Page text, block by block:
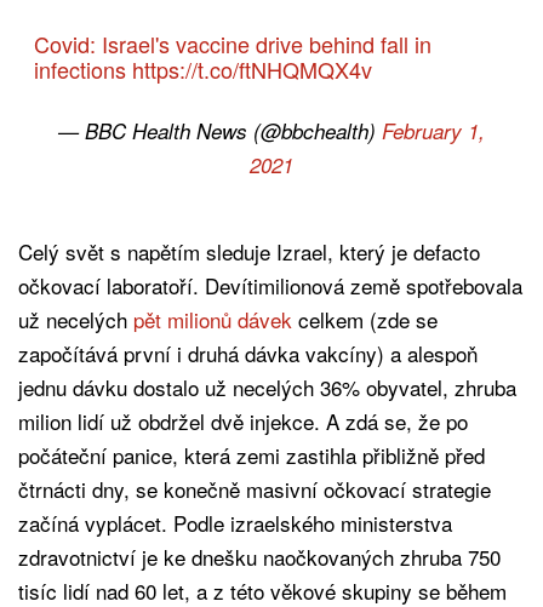
Covid: Israel's vaccine drive behind fall in
infections https://t.co/ftNHQMQX4v
— BBC Health News (@bbchealth) February 1,
2021
Celý svět s napětím sleduje Izrael, který je defacto
očkovací laboratoří. Devítimilionová země spotřebovala
už necelých pět milionů dávek celkem (zde se
započítává první i druhá dávka vakcíny) a alespoň
jednu dávku dostalo už necelých 36% obyvatel, zhruba
milion lidí už obdržel dvě injekce. A zdá se, že po
počáteční panice, která zemi zastihla přibližně před
čtrnácti dny, se konečně masivní očkovací strategie
začíná vyplácet. Podle izraelského ministerstva
zdravotnictví je ke dnešku naočkovaných zhruba 750
tisíc lidí nad 60 let, a z této věkové skupiny se během